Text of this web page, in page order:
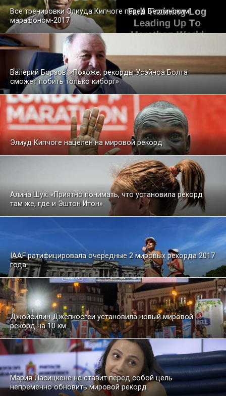
Все тренировки Элиуда Кипчоге перед Берлинским
марафоном-2017
Валерий Борзов: «Похоже, рекорды Усэйноа Болта
сможет побить только киборг»
Элиуд Кипчоге нацелен на мировой рекорд
Алина Шух: «Приятно понимать, что установила рекорд
там же, где и Эштон Итон»
IAAF ратифицировала очередные 2 мировых рекорда 2017
года
Джойсилин Джепкосгеи установила новый мировой
рекорд на 10 км
Мария Ласицкене не ставит перед собой цель
непременно обновить мировой рекорд